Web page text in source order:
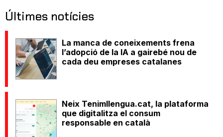
Últimes notícies
La manca de coneixements frena
l’adopció de la IA a gairebé nou de
cada deu empreses catalanes
Neix Tenimllengua.cat, la plataforma
que digitalitza el consum
responsable en català